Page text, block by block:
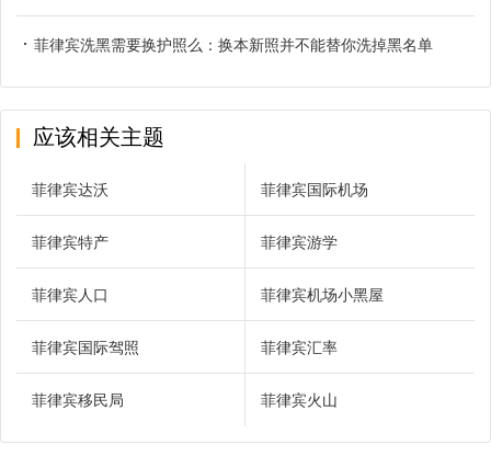
菲律宾洗黑需要换护照么：换本新照并不能替你洗掉黑名单
应该相关主题
菲律宾达沃 菲律宾国际机场
菲律宾特产 菲律宾游学
菲律宾人口 菲律宾机场小黑屋
菲律宾国际驾照 菲律宾汇率
菲律宾移民局 菲律宾火山